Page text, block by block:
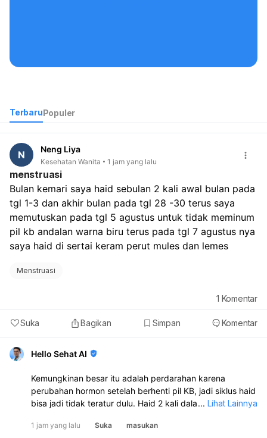
TerbaruPopuler
N Neng Liya
Kesehatan Wanita 1 jam yang lalu
menstruasi
Bulan kemari saya haid sebulan 2 kali awal bulan pada
tgl 1-3 dan akhir bulan pada tgl 28 -30 terus saya
memutuskan pada tgl 5 agustus untuk tidak meminum
pil kb andalan warna biru terus pada tgl 7 agustus nya
saya haid di sertai keram perut mules dan lemes
Menstruasi
Suka Bagikan Simpan Komentar
1 Komentar
Hello Sehat AI
Kemungkinan besar itu adalah perdarahan karena
perubahan hormon setelah berhenti pil KB, jadi siklus haid
bisa jadi tidak teratur dulu. Haid 2 kali dalam sebulan juga
perdarahannya banyak, nyeri hebat, lemas sekali, atau
... Lihat Lainnya
1 jam yang lalu Suka masukan